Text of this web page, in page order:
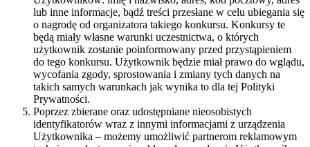
lub inne informacje, bądź treści przesłane w celu ubiegania się
o nagrodę od organizatora takiego konkursu. Konkursy te
będą miały własne warunki uczestnictwa, o których
użytkownik zostanie poinformowany przed przystąpieniem
do tego konkursu. Użytkownik będzie miał prawo do wglądu,
wycofania zgody, sprostowania i zmiany tych danych na
takich samych warunkach jak wynika to dla tej Polityki
Prywatności.
Poprzez zbierane oraz udostępniane nieosobistych
identyfikatorów wraz z innymi informacjami z urządzenia
Użytkownika – możemy umożliwić partnerom reklamowym